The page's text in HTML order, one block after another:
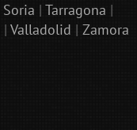
Soria | Tarragona |
| Valladolid | Zamora